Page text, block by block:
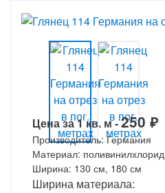
Цена за 1 кв. м -250 ₽
Производитель: Германия
Материал: поливинилхлорид
Ширина: 130 см, 180 см
Ширина материала: